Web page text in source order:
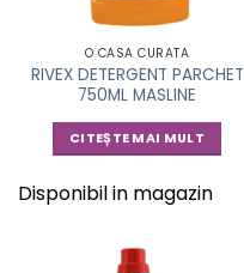
O CASA CURATA
RIVEX DETERGENT PARCHET
750ML MASLINE
CITEȘTE MAI MULT
Disponibil in magazin